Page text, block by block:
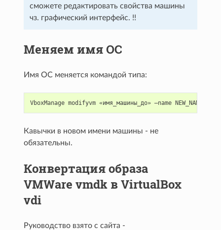
сможете редактировать свойства машины
чз. графический интерфейс. !!
Меняем имя ОС
Имя ОС меняется командой типа:
Кавычки в новом имени машины - не
обязательны.
Конвертация образа
VMWare vmdk в VirtualBox
vdi
Руководство взято с сайта -